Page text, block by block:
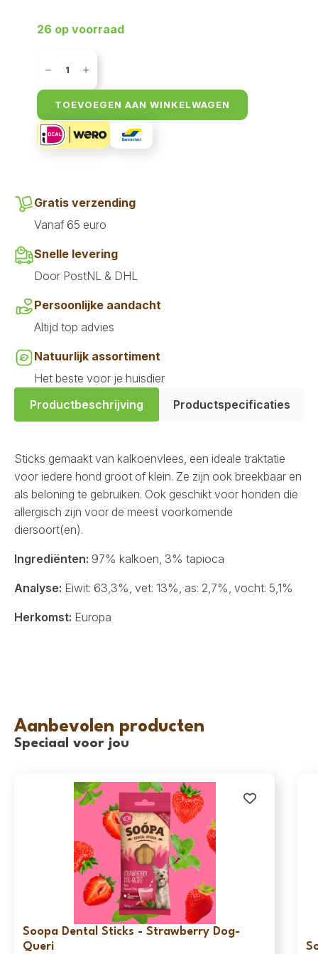
26 op voorraad
Sticks
kalkoen
100
gr
aantalTOEVOEGEN AAN WINKELWAGEN
Gratis verzending
Vanaf 65 euro
Snelle levering
Door PostNL & DHL
Persoonlijke aandacht
Altijd top advies
Natuurlijk assortiment
Het beste voor je huisdier
Productbeschrijving
Productspecificaties
Sticks gemaakt van kalkoenvlees, een ideale traktatie
voor iedere hond groot of klein. Ze zijn ook breekbaar en
als beloning te gebruiken. Ook geschikt voor honden die
allergisch zijn voor de meest voorkomende
diersoort(en).
Ingrediënten: 97% kalkoen, 3% tapioca
Analyse: Eiwit: 63,3%, vet: 13%, as: 2,7%, vocht: 5,1%
Herkomst: Europa
Aanbevolen producten
Speciaal voor jou
Soopa Dental Sticks - Strawberry Dog-
Queri